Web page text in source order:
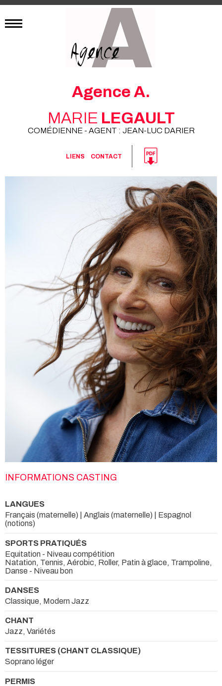
Agence A.
MARIE LEGAULT
COMÉDIENNE - AGENT : JEAN-LUC DARIER
LIENS CONTACT
INFORMATIONS CASTING
LANGUES
Français (maternelle) | Anglais (maternelle) | Espagnol
(notions)
SPORTS PRATIQUÉS
Equitation - Niveau compétition
Natation, Tennis, Aérobic, Roller, Patin à glace, Trampoline,
Danse - Niveau bon
DANSES
Classique, Modern Jazz
CHANT
Jazz, Variétés
TESSITURES (CHANT CLASSIQUE)
Soprano léger
PERMIS